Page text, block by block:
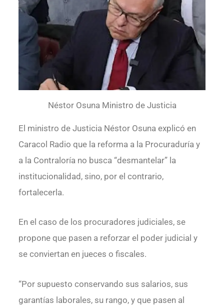
Néstor Osuna Ministro de Justicia
El ministro de Justicia Néstor Osuna explicó en
Caracol Radio que la reforma a la Procuraduría y
a la Contraloría no busca “desmantelar” la
institucionalidad, sino, por el contrario,
fortalecerla.
En el caso de los procuradores judiciales, se
propone que pasen a reforzar el poder judicial y
se conviertan en jueces o fiscales.
“Por supuesto conservando sus salarios, sus
garantías laborales, su rango, y que pasen al